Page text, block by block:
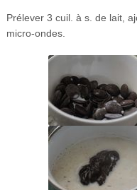
Prélever 3 cuil. à s. de lait,
micro-ondes.